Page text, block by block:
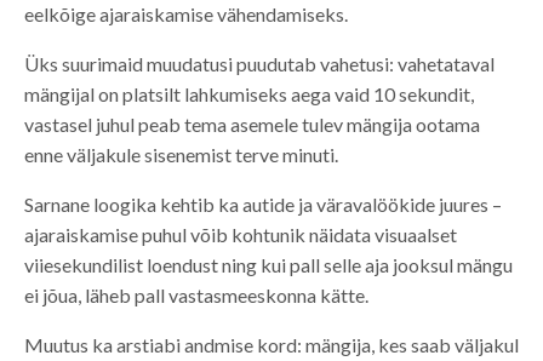
eelkõige ajaraiskamise vähendamiseks.
Üks suurimaid muudatusi puudutab vahetusi: vahetataval
mängijal on platsilt lahkumiseks aega vaid 10 sekundit,
vastasel juhul peab tema asemele tulev mängija ootama
enne väljakule sisenemist terve minuti.
Sarnane loogika kehtib ka autide ja väravalöökide juures –
ajaraiskamise puhul võib kohtunik näidata visuaalset
viiesekundilist loendust ning kui pall selle aja jooksul mängu
ei jõua, läheb pall vastasmeeskonna kätte.
Muutus ka arstiabi andmise kord: mängija, kes saab väljakul